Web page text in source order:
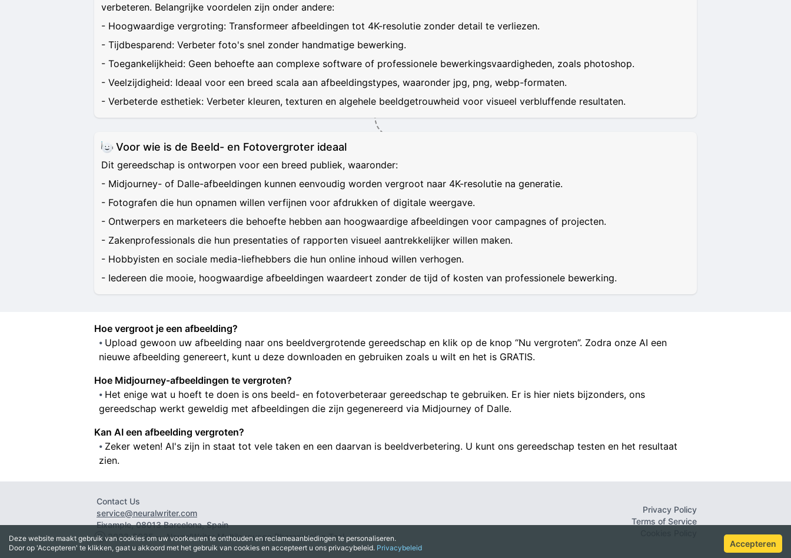
Deze website maakt gebruik van cookies om uw voorkeuren te onthouden en reclameaanbiedingen te personaliseren.
Door op 'Accepteren' te klikken, gaat u akkoord met het gebruik van cookies en accepteert u ons privacybeleid. Privacybeleid Accepteren
verbeteren. Belangrijke voordelen zijn onder andere:
- Hoogwaardige vergroting: Transformeer afbeeldingen tot 4K-resolutie zonder detail te verliezen.
- Tijdbesparend: Verbeter foto's snel zonder handmatige bewerking.
- Toegankelijkheid: Geen behoefte aan complexe software of professionele bewerkingsvaardigheden, zoals photoshop.
- Veelzijdigheid: Ideaal voor een breed scala aan afbeeldingstypes, waaronder jpg, png, webp-formaten.
- Verbeterde esthetiek: Verbeter kleuren, texturen en algehele beeldgetrouwheid voor visueel verbluffende resultaten.
Voor wie is de Beeld- en Fotovergroter ideaal
Dit gereedschap is ontworpen voor een breed publiek, waaronder:
- Midjourney- of Dalle-afbeeldingen kunnen eenvoudig worden vergroot naar 4K-resolutie na generatie.
- Fotografen die hun opnamen willen verfijnen voor afdrukken of digitale weergave.
- Ontwerpers en marketeers die behoefte hebben aan hoogwaardige afbeeldingen voor campagnes of projecten.
- Zakenprofessionals die hun presentaties of rapporten visueel aantrekkelijker willen maken.
- Hobbyisten en sociale media-liefhebbers die hun online inhoud willen verhogen.
- Iedereen die mooie, hoogwaardige afbeeldingen waardeert zonder de tijd of kosten van professionele bewerking.
Hoe vergroot je een afbeelding?
Upload gewoon uw afbeelding naar ons beeldvergrotende gereedschap en klik op de knop “Nu vergroten”. Zodra onze AI een
nieuwe afbeelding genereert, kunt u deze downloaden en gebruiken zoals u wilt en het is GRATIS.
Hoe Midjourney-afbeeldingen te vergroten?
Het enige wat u hoeft te doen is ons beeld- en fotoverbeteraar gereedschap te gebruiken. Er is hier niets bijzonders, ons
gereedschap werkt geweldig met afbeeldingen die zijn gegenereerd via Midjourney of Dalle.
Kan AI een afbeelding vergroten?
Zeker weten! AI's zijn in staat tot vele taken en een daarvan is beeldverbetering. U kunt ons gereedschap testen en het resultaat
zien.
Contact Us
service@neuralwriter.com
Eixample, 08013 Barcelona, Spain
Ⓡ 2022-2025 — NeuralWriter Multilanguage Pharaprasing Tool
Privacy Policy
Terms of Service